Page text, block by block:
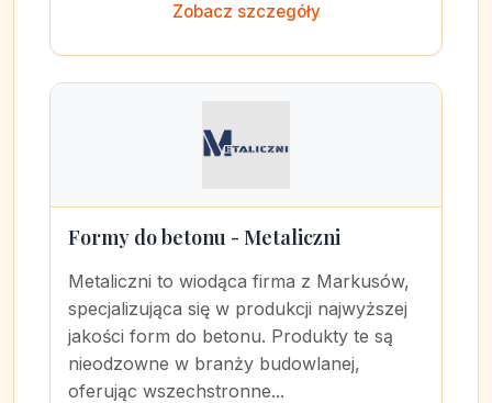
Zobacz szczegóły
Formy do betonu - Metaliczni
Metaliczni to wiodąca firma z Markusów,
specjalizująca się w produkcji najwyższej
jakości form do betonu. Produkty te są
nieodzowne w branży budowlanej,
oferując wszechstronne...